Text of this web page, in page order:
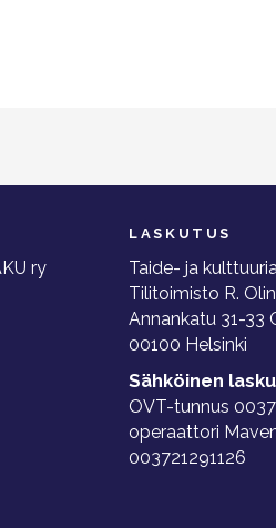
ry
LASKUTUS
Taide- ja
Tilitoimisto R.
Annankatu 31-33
00100 Helsinki
Sähköinen
OVT-tunnus
operaattori
003721291126